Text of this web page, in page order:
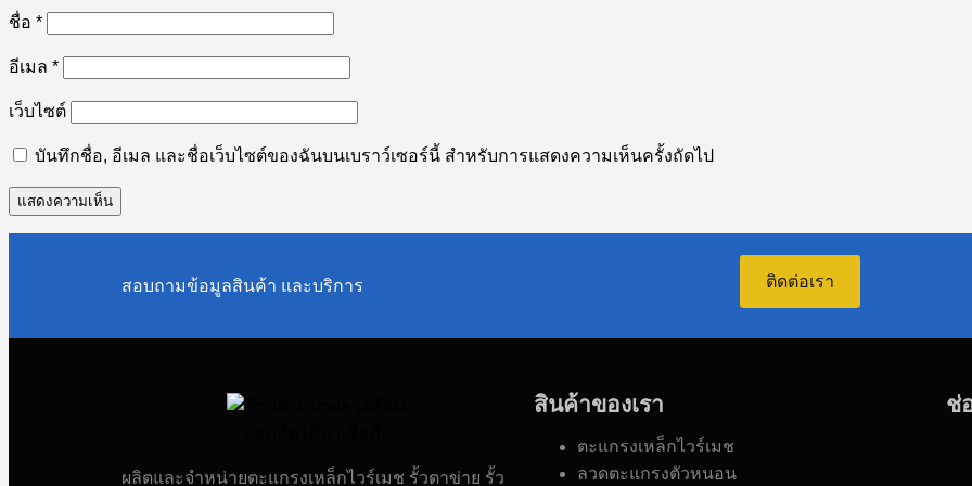
ชื่อ *
อีเมล *
เว็บไซต์
บันทึกชื่อ, อีเมล และชื่อเว็บไซต์ของฉันบนเบราว์เซอร์นี้ สำหรับการแสดงความเห็นครั้งถัดไป
สอบถามข้อมูลสินค้า และบริการ ติดต่อเรา
ผลิตและจำหน่ายตะแกรงเหล็กไวร์เมช รั้วตาข่าย รั้ว
สินค้าของเรา
ตะแกรงเหล็กไวร์เมช
ลวดตะแกรงตัวหนอน
ช่